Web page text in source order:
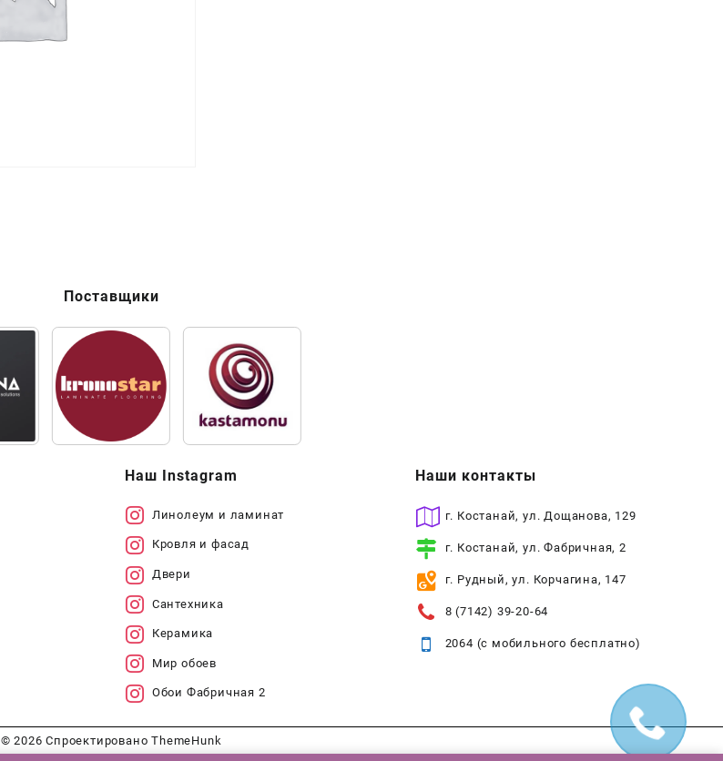
Поставщики
Наш Instagram
Линолеум и ламинат
Кровля и фасад
Двери
Сантехника
Керамика
Мир обоев
Обои Фабричная 2
Наши контакты
г. Костанай, ул. Дощанова, 129
г. Костанай, ул. Фабричная, 2
г. Рудный, ул. Корчагина, 147
8 (7142) 39-20-64
2064 (с мобильного бесплатно)
© 2026Спроектировано ThemeHunk